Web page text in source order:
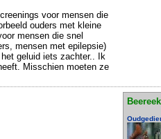
voor mensen die
ouders met kleine
mensen die snel
mensen met epilepsie)
geluid iets zachter.. Ik
Misschien moeten ze